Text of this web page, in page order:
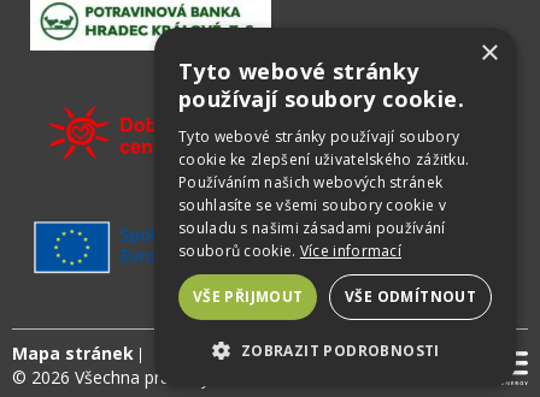
Mapa stránek
© 2026 Všechna práva vyhrazena
×
Tyto webové stránky
používají soubory cookie.
Tyto webové stránky používají soubory
cookie ke zlepšení uživatelského zážitku.
Používáním našich webových stránek
souhlasíte se všemi soubory cookie v
souladu s našimi zásadami používání
souborů cookie. Více informací
VŠE PŘIJMOUT VŠE ODMÍTNOUT
ZOBRAZIT PODROBNOSTI